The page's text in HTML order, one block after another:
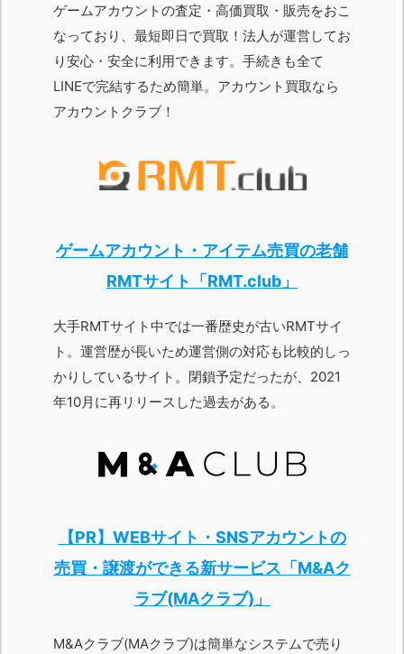
ゲームアカウントの査定・高価買取・販売をおこ
なっており、最短即日で買取！法人が運営してお
り安心・安全に利用できます。手続きも全て
LINEで完結するため簡単。アカウント買取なら
アカウントクラブ！
ゲームアカウント・アイテム売買の老舗
RMTサイト「RMT.club」
大手RMTサイト中では一番歴史が古いRMTサイ
ト。運営歴が長いため運営側の対応も比較的しっ
かりしているサイト。閉鎖予定だったが、2021
年10月に再リリースした過去がある。
【PR】WEBサイト・SNSアカウントの
売買・譲渡ができる新サービス「M&Aク
ラブ(MAクラブ)」
M&Aクラブ(MAクラブ)は簡単なシステムで売り